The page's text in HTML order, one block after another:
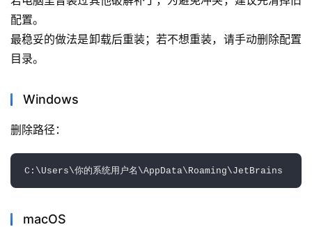
配置。
最稳妥的做法是卸载后重装；若不想重装，请手动删除配置
目录。
Windows
删除路径：
macOS